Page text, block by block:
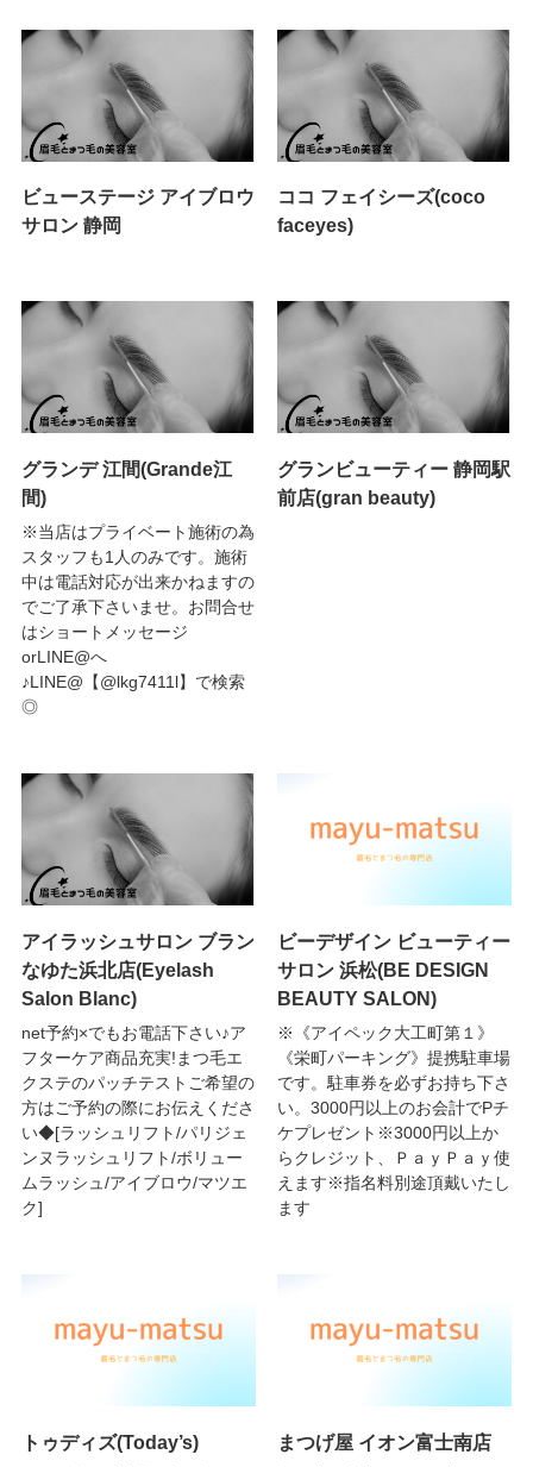
ビューステージ アイブロウ
サロン 静岡
ココ フェイシーズ(coco
faceyes)
グランデ 江間(Grande江
間)
※当店はプライベート施術の為
スタッフも1人のみです。施術
中は電話対応が出来かねますの
でご了承下さいませ。お問合せ
はショートメッセージ
orLINE@へ
♪LINE@【@lkg7411l】で検索
◎
グランビューティー 静岡駅
前店(gran beauty)
アイラッシュサロン ブラン
なゆた浜北店(Eyelash
Salon Blanc)
net予約×でもお電話下さい♪ア
フターケア商品充実!まつ毛エ
クステのパッチテストご希望の
方はご予約の際にお伝えくださ
い◆[ラッシュリフト/パリジェ
ンヌラッシュリフト/ボリュー
ムラッシュ/アイブロウ/マツエ
ク]
ビーデザイン ビューティー
サロン 浜松(BE DESIGN
BEAUTY SALON)
※《アイペック大工町第１》
《栄町パーキング》提携駐車場
です。駐車券を必ずお持ち下さ
い。3000円以上のお会計でPチ
ケプレゼント※3000円以上か
らクレジット、ＰａｙＰａｙ使
えます※指名料別途頂戴いたし
ます
トゥディズ(Today’s) まつげ屋 イオン富士南店